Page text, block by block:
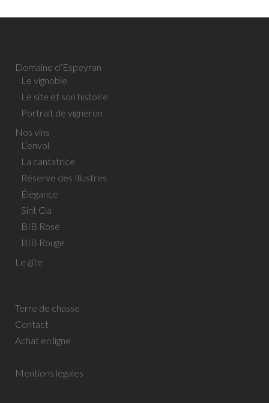
Domaine d’Espeyran
Le vignoble
Le site et son histoire
Portrait de vigneron
Nos vins
L’envol
La cantatrice
Réserve des Illustres
Élégance
Sint Cla
BIB Rosé
BIB Rouge
Le gîte
Terre de chasse
Contact
Achat en ligne
Mentions légales